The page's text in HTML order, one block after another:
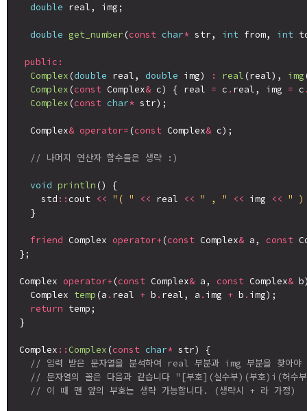
double real, img;
double get_number (const char* str, int from, int
public:
Complex (double real, double img) : real (real), img
Complex (const Complex& c) { real = c . real, img = c
Complex (const char* str);
  Complex
& operator= (const Complex& c);
// 나머지 연산자 함수들은 생략 :)
void println () {
    std
::cout << "( " << real << " , " << img << " )
  }
friend Complex operator+(const Complex& a, const
};
Complex operator+(const Complex& a, const Complex&
  Complex
temp (a . real + b . real, a . img + b . img);
return temp;
}
Complex :: Complex (const char* str) {
// 입력 받은 문자열을 분석하여 real 부분과 img 부분을 찾아야
// 문자열의 꼴은 다음과 같습니다 "[부호](실수부)(부호)i(허수
// 이 때 맨 앞의 부호는 생략 가능합니다. (생략시 + 라 가정)